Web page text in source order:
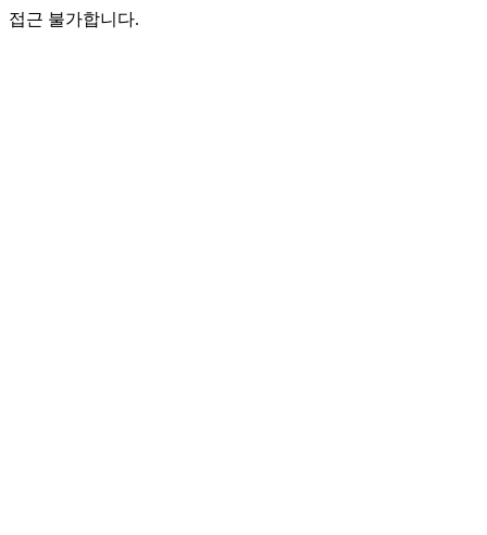
접근 불가합니다.